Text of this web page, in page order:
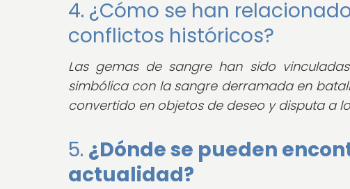
4. ¿Cómo se han
conflictos históricos?
Las gemas de sangre han sido
simbólica con la sangre derramada en
convertido en objetos de deseo y disputa a
5. ¿Dónde se pueden
actualidad?